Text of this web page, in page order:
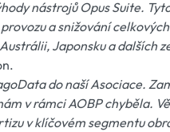
nástrojů Opus Suite.
a snižování
Japonsku a dalších
do naší Asociace.
v rámci AOBP chyběla.
v klíčovém segmentu